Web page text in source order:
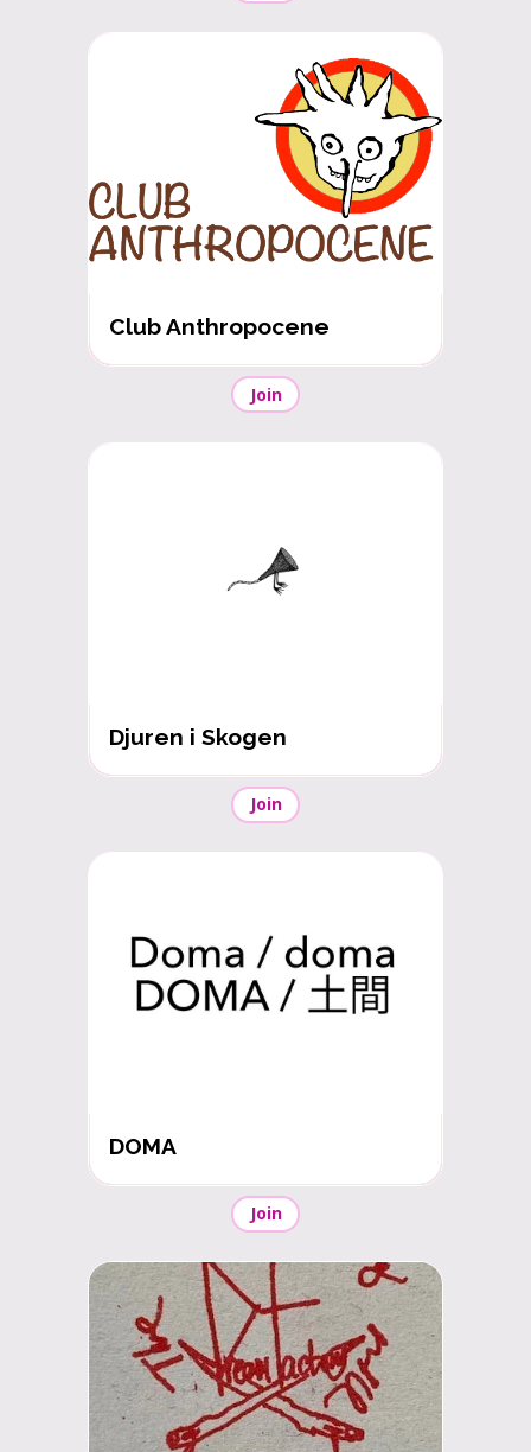
Club Anthropocene
Join
Djuren i Skogen
Join
DOMA
Join